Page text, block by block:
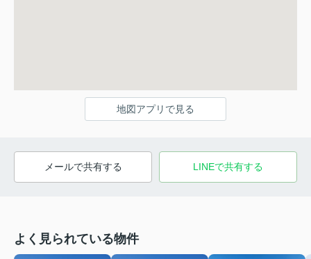
地図アプリで見る
メールで共有する LINEで共有する
よく見られている物件